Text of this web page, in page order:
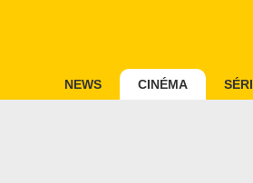
NEWS CINÉMA